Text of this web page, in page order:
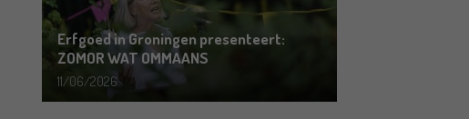
Erfgoed in Groningen presenteert:
ZOMOR WAT OMMAANS
11/06/2026